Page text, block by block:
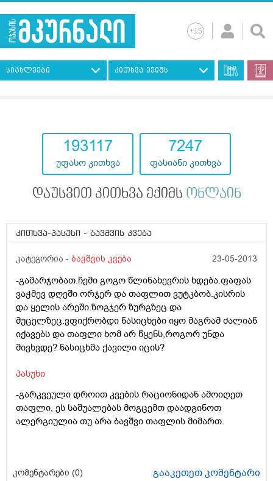
სიახლეები კითხვა ექიმს
193117
უფასო კითხვა
7247
ფასიანი კითხვა
დაუსვით კითხვა ექიმს ონლაინ
კითხვა-პასუხი - ბავშვის კვება
კატეგორია - ბავშვის კვება 23-05-2013
-გამარჯობათ.ჩემი გოგო წლინახევრის ხდება.ფაფას
ვაჭმევ დღეში ორჯერ და თაფლით ვუტკბობ.კისრის
და ყელის არეში.ზოგჯერ ზურგზეც და
მუცელზეც.ვფიქრობდი ნასიცხები იყო მაგრამ ძალიან
იქავებს და თაფლი ხომ არ წყენს,როგორ უნდა
მივხვდე? ნასიცხმა ქავილი იცის?
პასუხი
-გარკვეული დროით კვების რაციონიდან ამოიღეთ
თაფლი, ეს საშუალებას მოგცემთ დაადგინოთ
ალერგიულია თუ არა ბავშვი თაფლის მიმართ.
კომენტარები (0) გააკეთეთ კომენტარი